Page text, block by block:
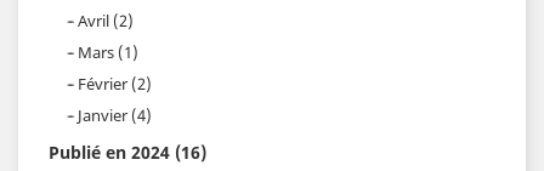
Avril (2)
Mars (1)
Février (2)
Janvier (4)
Publié en 2024 (16)